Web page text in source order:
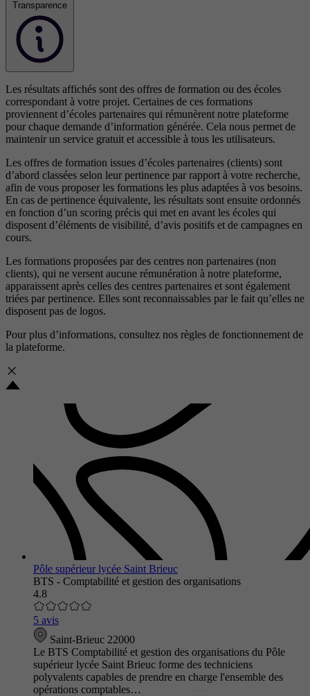
Transparence
Les résultats affichés sont des offres de formation ou des écoles
correspondant à votre projet. Certaines de ces formations
proviennent d’écoles partenaires qui rémunèrent notre plateforme
pour chaque demande d’information générée. Cela nous permet de
maintenir un service gratuit et accessible à tous les utilisateurs.
Les offres de formation issues d’écoles partenaires (clients) sont
d’abord classées selon leur pertinence par rapport à votre recherche,
afin de vous proposer les formations les plus adaptées à vos besoins.
En cas de pertinence équivalente, les résultats sont ensuite ordonnés
en fonction d’un scoring précis qui met en avant les écoles qui
disposent d’éléments de visibilité, d’avis positifs et de campagnes en
cours.
Les formations proposées par des centres non partenaires (non
clients), qui ne versent aucune rémunération à notre plateforme,
apparaissent après celles des centres partenaires et sont également
triées par pertinence. Elles sont reconnaissables par le fait qu’elles ne
disposent pas de logos.
Pour plus d’informations, consultez nos règles de fonctionnement de
la plateforme.
Pôle supérieur lycée Saint Brieuc
BTS - Comptabilité et gestion des organisations
4.8
5 avis
Saint-Brieuc 22000
Le BTS Comptabilité et gestion des organisations du Pôle
supérieur lycée Saint Brieuc forme des techniciens
polyvalents capables de prendre en charge l'ensemble des
opérations comptables…